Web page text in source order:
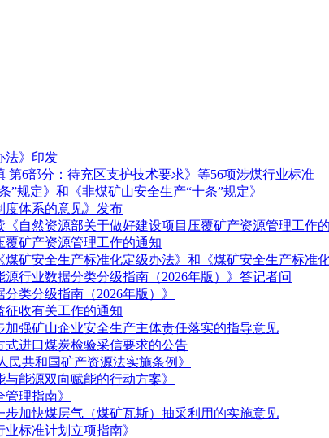
法》印发
第6部分：待充区支护技术要求》等56项涉煤行业标准
”规定》和《非煤矿山安全生产“十条”规定》
度体系的意见》发布
自然资源部关于做好建设项目压覆矿产资源管理工作的
覆矿产资源管理工作的通知
煤矿安全生产标准化定级办法》和《煤矿安全生产标准
行业数据分类分级指南（2026年版）》答记者问
类分级指南（2026年版）》
征收有关工作的通知
加强矿山企业安全生产主体责任落实的指导意见
进口煤炭检验采信要求的公告
共和国矿产资源法实施条例》
能源双向赋能的行动方案》
理指南》
步加快煤层气（煤矿瓦斯）抽采利用的实施意见
标准计划立项指南》